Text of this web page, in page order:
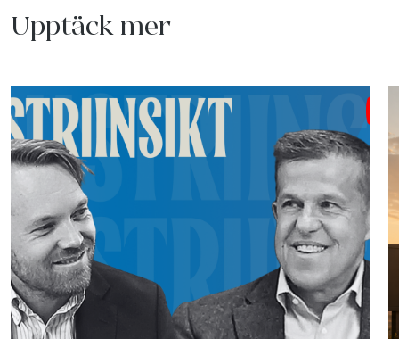
Upptäck mer